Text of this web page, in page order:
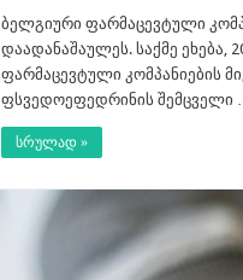
ბელგიური ფარმაცევტული
დაადანაშაულეს. საქმე ეხება,
ფარმაცევტული კომპანიების
ფსვედოეფედრინის შემცველი
სრულად »